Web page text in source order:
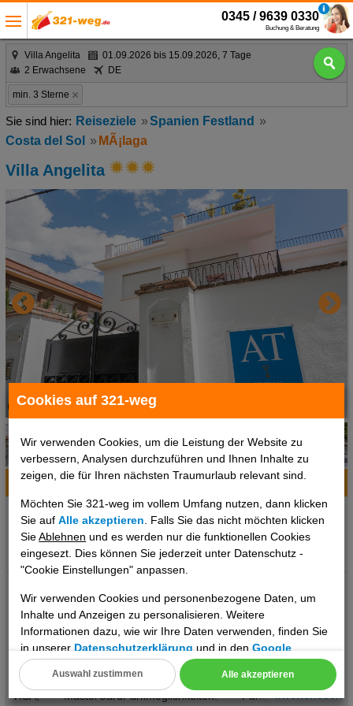
Cookies auf 321-weg
Wir verwenden Cookies, um die Leistung der Website zu
verbessern, Analysen durchzuführen und Ihnen Inhalte zu
zeigen, die für Ihren nächsten Traumurlaub relevant sind.
Möchten Sie 321-weg im vollem Umfang nutzen, dann klicken
Sie aufAlle akzeptieren . Falls Sie das nicht möchten klicken
SieAblehnen und es werden nur die funktionellen Cookies
eingesezt. Dies können Sie jederzeit unter Datenschutz -
"Cookie Einstellungen" anpassen.
Wir verwenden Cookies und personenbezogene Daten, um
Inhalte und Anzeigen zu personalisieren. Weitere
Informationen dazu, wie wir Ihre Daten verwenden, finden Sie
in unsererDatenschutzerklärung und in denGoogle
Datenschutz- und Nutzungsbedingungen
Cookie Einstellungen
Alle akzeptieren
Auswahl zustimmen
0345 / 9639 0330
Buchung & Beratung
Villa Angelita
01.09.2026 bis 15.09.2026, 7 Tage
2 Erwachsene
DE
min. 3 Sterne
Reiseziele
Spanien Festland
Costa del Sol
MÃ¡laga
Villa Angelita
1 / 6
Hotelinfo Bilder Karte
Málaga, Costa del Sol, Spanien
Klima zum Reisezeitpunkt:
°C
°C °C
befindet sich in Málaga. Das bietet Ihre Unterkunft: Per WLAN
erhalten die Gäste Zugang zum Internet. Die Umgebung kann
dank des Fahrradverleihs auch mit dem Rad erkundet werden.
Das bietet Ihre Unterkunft SonnenterrasseInternet: WLAN/WiFi,
im öffentlichen Bereich: ohne GebührZahlungsarten: TUI Card /
VISA, MasterCardParkmöglichkeiten: Parkplatz (nach
..weiterlesen